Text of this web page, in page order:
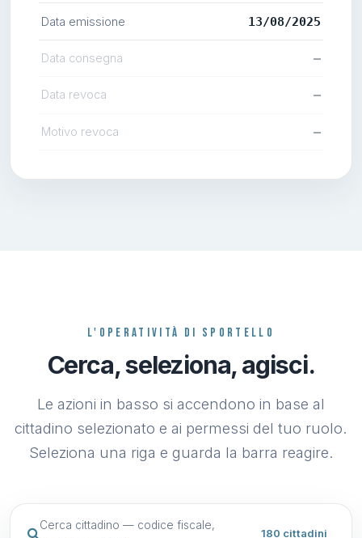
Data emissione 13/08/2025
Data consegna —
Data revoca —
Motivo revoca —
L'OPERATIVITÀ DI SPORTELLO
Cerca, seleziona, agisci.
Le azioni in basso si accendono in base al
cittadino selezionato e ai permessi del tuo ruolo.
Seleziona una riga e guarda la barra reagire.
Cerca cittadino — codice fiscale,
180 cittadini